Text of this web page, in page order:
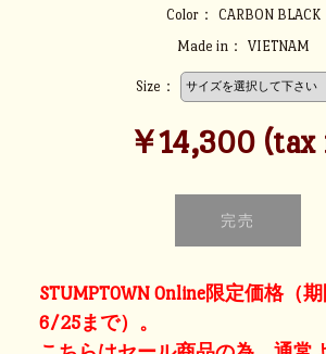
Color：
CARBON BLACK
Made in：
VIETNAM
Size：
￥14,300 (tax
STUMPTOWN Online限定価格（
6/25まで）。